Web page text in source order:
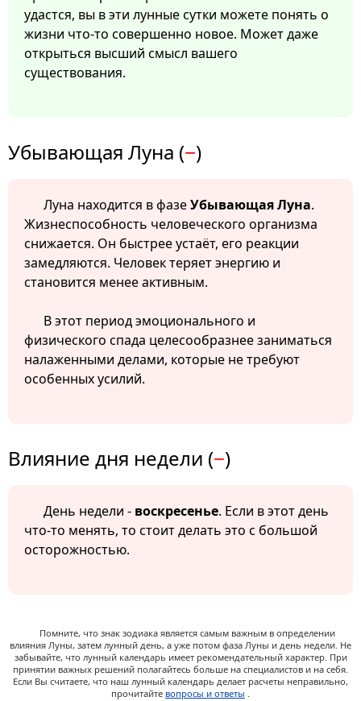
удастся, вы в эти лунные сутки можете понять о
жизни что-то совершенно новое. Может даже
открыться высший смысл вашего
существования.
Убывающая Луна (−)
Луна находится в фазеУбывающая Луна.
Жизнеспособность человеческого организма
снижается. Он быстрее устаёт, его реакции
замедляются. Человек теряет энергию и
становится менее активным.
В этот период эмоционального и
физического спада целесообразнее заниматься
налаженными делами, которые не требуют
особенных усилий.
Влияние дня недели (−)
День недели - воскресенье. Если в этот день
что-то менять, то стоит делать это с большой
осторожностью.
Помните, что знак зодиака является самым важным в определении
влияния Луны, затем лунный день, а уже потом фаза Луны и день недели. Не
забывайте, что лунный календарь имеет рекомендательный характер. При
принятии важных решений полагайтесь больше на специалистов и на себя.
Если Вы считаете, что наш лунный календарь делает расчеты неправильно,
прочитайте вопросы и ответы .